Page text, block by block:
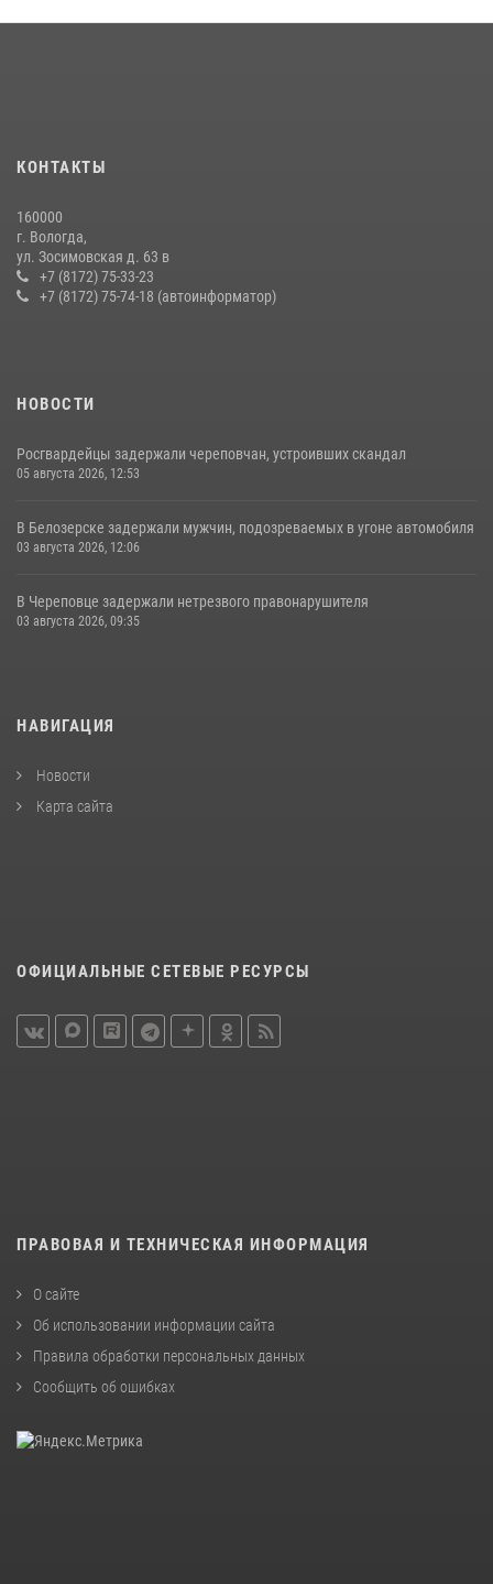
угрожавших молодежи расправой
21 единицу оружия изъяли за минувшую неделю сотрудники
Росгвардии в Вологодской области
20 июля 2026, 10:47
КОНТАКТЫ
160000
г. Вологда,
ул. Зосимовская д. 63 в
+7 (8172) 75-33-23
+7 (8172) 75-74-18 (автоинформатор)
НОВОСТИ
Росгвардейцы задержали череповчан, устроивших скандал
05 августа 2026, 12:53
В Белозерске задержали мужчин, подозреваемых в угоне автомобиля
03 августа 2026, 12:06
В Череповце задержали нетрезвого правонарушителя
03 августа 2026, 09:35
НАВИГАЦИЯ
Новости
Карта сайта
ОФИЦИАЛЬНЫЕ СЕТЕВЫЕ РЕСУРСЫ
ПРАВОВАЯ И ТЕХНИЧЕСКАЯ ИНФОРМАЦИЯ
О сайте
Об использовании информации сайта
Правила обработки персональных данных
Сообщить об ошибках